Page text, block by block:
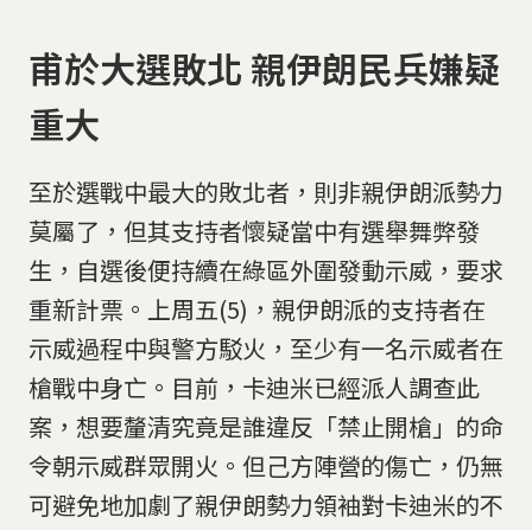
甫於大選敗北 親伊朗民兵嫌疑
重大
至於選戰中最大的敗北者，則非親伊朗派勢力
莫屬了，但其支持者懷疑當中有選舉舞弊發
生，自選後便持續在綠區外圍發動示威，要求
重新計票。上周五(5)，親伊朗派的支持者在
示威過程中與警方駁火，至少有一名示威者在
槍戰中身亡。目前，卡迪米已經派人調查此
案，想要釐清究竟是誰違反「禁止開槍」的命
令朝示威群眾開火。但己方陣營的傷亡，仍無
可避免地加劇了親伊朗勢力領袖對卡迪米的不